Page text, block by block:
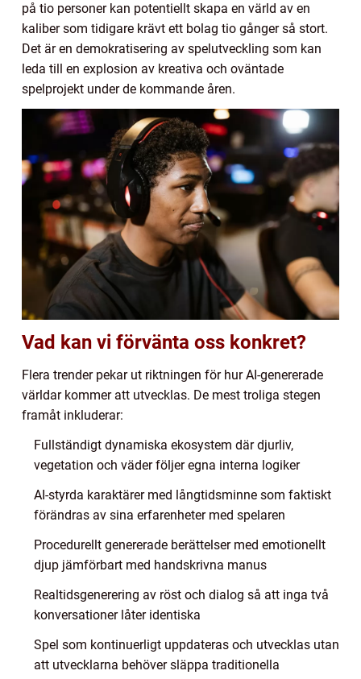
på tio personer kan potentiellt skapa en värld av en
kaliber som tidigare krävt ett bolag tio gånger så stort.
Det är en demokratisering av spelutveckling som kan
leda till en explosion av kreativa och oväntade
spelprojekt under de kommande åren.
Vad kan vi förvänta oss konkret?
Flera trender pekar ut riktningen för hur AI-genererade
världar kommer att utvecklas. De mest troliga stegen
framåt inkluderar:
Fullständigt dynamiska ekosystem där djurliv,
vegetation och väder följer egna interna logiker
AI-styrda karaktärer med långtidsminne som faktiskt
förändras av sina erfarenheter med spelaren
Procedurellt genererade berättelser med emotionellt
djup jämförbart med handskrivna manus
Realtidsgenerering av röst och dialog så att inga två
konversationer låter identiska
Spel som kontinuerligt uppdateras och utvecklas utan
att utvecklarna behöver släppa traditionella